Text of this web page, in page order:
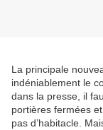
La principale
indéniablement le
dans la presse, il
portières fermées
pas d’habitacle.